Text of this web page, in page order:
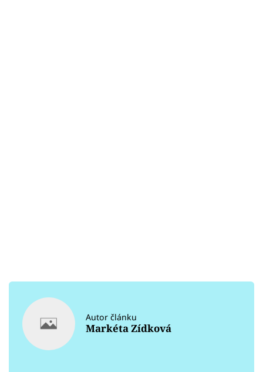
Autor článku
Markéta Zídková